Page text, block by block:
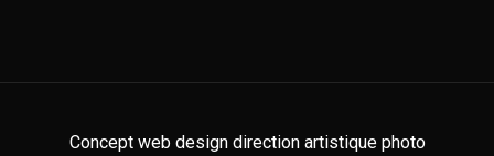
Concept web design direction artistique photo